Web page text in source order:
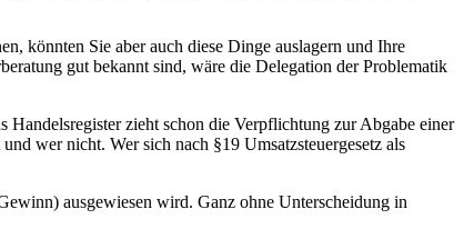
könnten Sie aber auch diese Dinge auslagern und Ihre
gut bekannt sind, wäre die Delegation der Problematik
zieht schon die Verpflichtung zur Abgabe einer
wer nicht. Wer sich nach §19 Umsatzsteuergesetz als
ausgewiesen wird. Ganz ohne Unterscheidung in